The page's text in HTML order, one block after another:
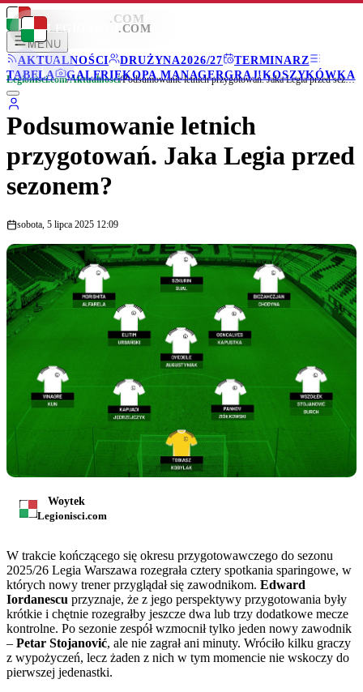
LEGIONISCI .COM
MENU
AKTUALNOŚCI
DRUŻYNA2026/27
TERMINARZ
TABELA
GALERIEKOPA MANAGERGRAJ!KOSZYKÓWKA
LEGIONISCI .COM
Legionisci.com/Aktualności/ Podsumowanie letnich przygotowań. Jaka Legia przed sezonem?
Podsumowanie letnich
przygotowań. Jaka Legia przed
sezonem?
sobota, 5 lipca 2025 12:09
Woytek
Legionisci.com
W trakcie kończącego się okresu przygotowawczego do sezonu
2025/26 Legia Warszawa rozegrała cztery spotkania sparingowe, w
których nowy trener przyglądał się zawodnikom. Edward
Iordanescu przyznaje, że z jego perspektywy przygotowania były
krótkie i chętnie rozegrałby jeszcze dwa lub trzy dodatkowe mecze
kontrolne. Po sezonie zespół wzmocnił tylko jeden nowy zawodnik
– Petar Stojanović, ale nie zagrał ani minuty. Wróciło kilku graczy
z wypożyczeń, lecz żaden z nich w tym momencie nie wskoczy do
pierwszej jedenastki.